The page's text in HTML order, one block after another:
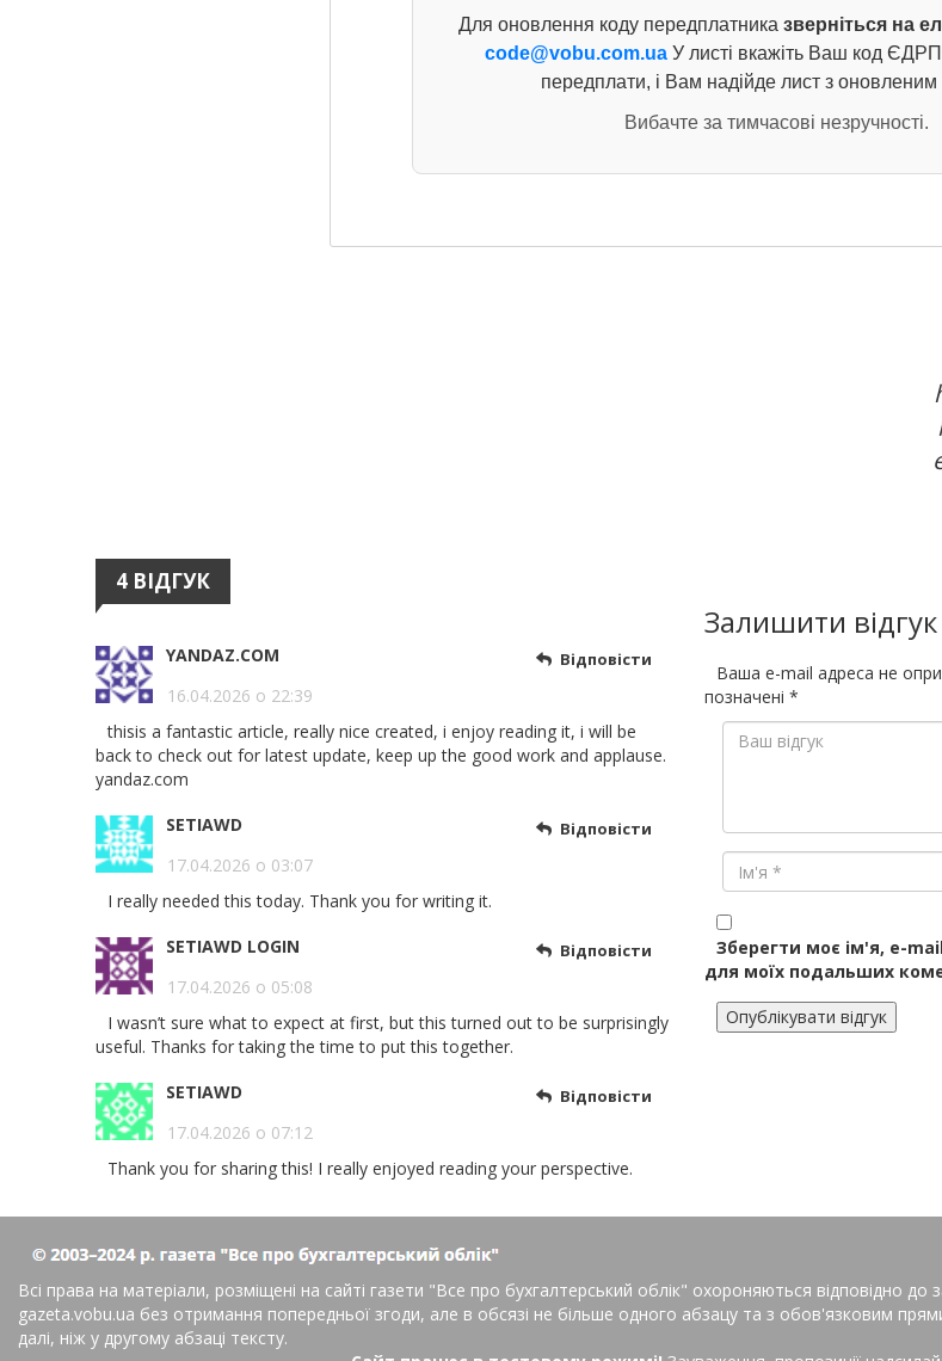
Для оновлення коду передплатника зверніться на
code@vobu.com.ua У листі вкажіть Ваш код
передплати, і Вам надійде лист з
Вибачте за тимчасові незручності.
4 ВІДГУК
YANDAZ.COM
16.04.2026 о 22:39
thisis a fantastic article, really nice created, i enjoy reading it, i will be
back to check out for latest update, keep up the good work and applause.
yandaz.com
Відповісти
SETIAWD
17.04.2026 о 03:07
I really needed this today. Thank you for writing it.
Відповісти
SETIAWD LOGIN
17.04.2026 о 05:08
I wasn’t sure what to expect at first, but this turned out to be surprisingly
useful. Thanks for taking the time to put this together.
Відповісти
SETIAWD
17.04.2026 о 07:12
Thank you for sharing this! I really enjoyed reading your perspective.
Відповісти
Залишити відгук
Ваша e-mail адреса не
позначені *
Зберегти моє ім'я, e-
для моїх подальших
Всі права на матеріали, розміщені на сайті газети "Все про бухгалтерський облік" охороняються відповідно до
gazeta.vobu.ua без отримання попередньої згоди, але в обсязі не більше одного абзацу та з обов'язковим
далі, ніж у другому абзаці тексту.